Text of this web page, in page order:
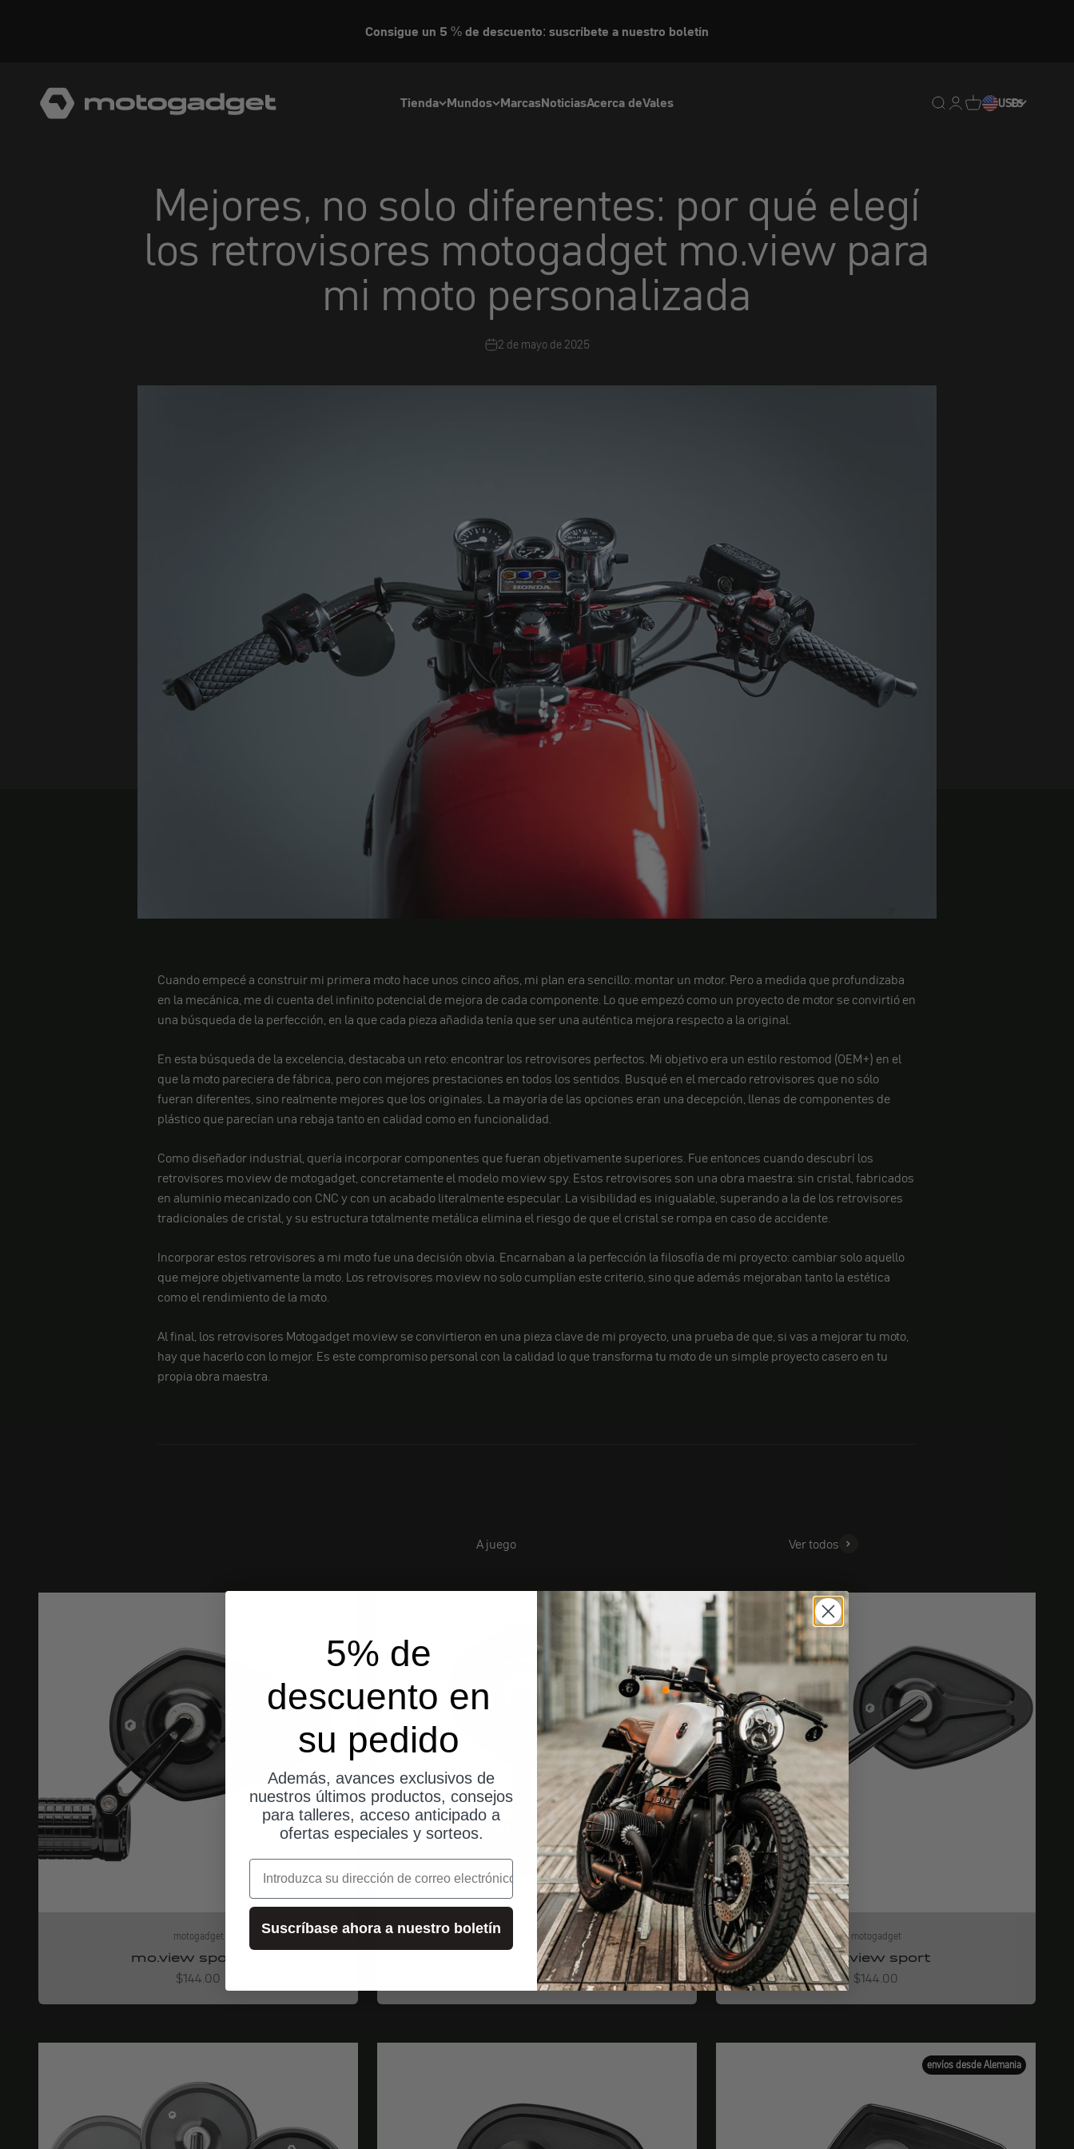
Consigue un 5 % de descuento: suscríbete a nuestro boletín
Tienda Mundos MarcasNoticiasAcerca deVales
motogadget GmbH
Traducción pendiente:
Traducción
Traducción
USDES
Mejores, no solo diferentes: por qué elegí
los retrovisores motogadget mo.view para
mi moto personalizada
2 de mayo de 2025
Cuando empecé a construir mi primera moto hace unos cinco años, mi plan era sencillo: montar un motor. Pero a medida que profundizaba
en la mecánica, me di cuenta del infinito potencial de mejora de cada componente. Lo que empezó como un proyecto de motor se convirtió en
una búsqueda de la perfección, en la que cada pieza añadida tenía que ser una auténtica mejora respecto a la original.
En esta búsqueda de la excelencia, destacaba un reto: encontrar los retrovisores perfectos. Mi objetivo era un estilo restomod (OEM+) en el
que la moto pareciera de fábrica, pero con mejores prestaciones en todos los sentidos. Busqué en el mercado retrovisores que no sólo
fueran diferentes, sino realmente mejores que los originales. La mayoría de las opciones eran una decepción, llenas de componentes de
plástico que parecían una rebaja tanto en calidad como en funcionalidad.
Como diseñador industrial, quería incorporar componentes que fueran objetivamente superiores. Fue entonces cuando descubrí los
retrovisores mo.view de motogadget, concretamente el modelo mo.view spy. Estos retrovisores son una obra maestra: sin cristal, fabricados
en aluminio mecanizado con CNC y con un acabado literalmente especular. La visibilidad es inigualable, superando a la de los retrovisores
tradicionales de cristal, y su estructura totalmente metálica elimina el riesgo de que el cristal se rompa en caso de accidente.
Incorporar estos retrovisores a mi moto fue una decisión obvia. Encarnaban a la perfección la filosofía de mi proyecto: cambiar solo aquello
que mejore objetivamente la moto. Los retrovisores mo.view no solo cumplían este criterio, sino que además mejoraban tanto la estética
como el rendimiento de la moto.
Al final, los retrovisores Motogadget mo.view se convirtieron en una pieza clave de mi proyecto, una prueba de que, si vas a mejorar tu moto,
hay que hacerlo con lo mejor. Es este compromiso personal con la calidad lo que transforma tu moto de un simple proyecto casero en tu
propia obra maestra.
A juego Ver todos
motogadget
mo.view sport 60
Angebot
$144.00
motogadget
mo.view sport 130
Angebot
$144.00
motogadget
mo.view sport
Angebot
$144.00
envíos desde Alemania
5% de
descuento en
su pedido
Además, avances exclusivos de
nuestros últimos productos, consejos
para talleres, acceso anticipado a
ofertas especiales y sorteos.
correo electrónico
Suscríbase ahora a nuestro boletín